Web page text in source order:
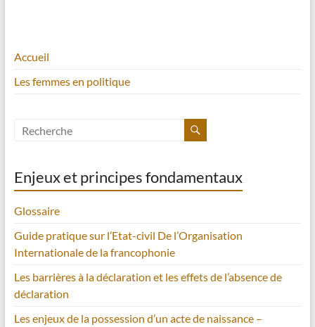
Accueil
Les femmes en politique
Enjeux et principes fondamentaux
Glossaire
Guide pratique sur l’Etat-civil De l’Organisation
Internationale de la francophonie
Les barrières à la déclaration et les effets de l’absence de
déclaration
Les enjeux de la possession d’un acte de naissance –